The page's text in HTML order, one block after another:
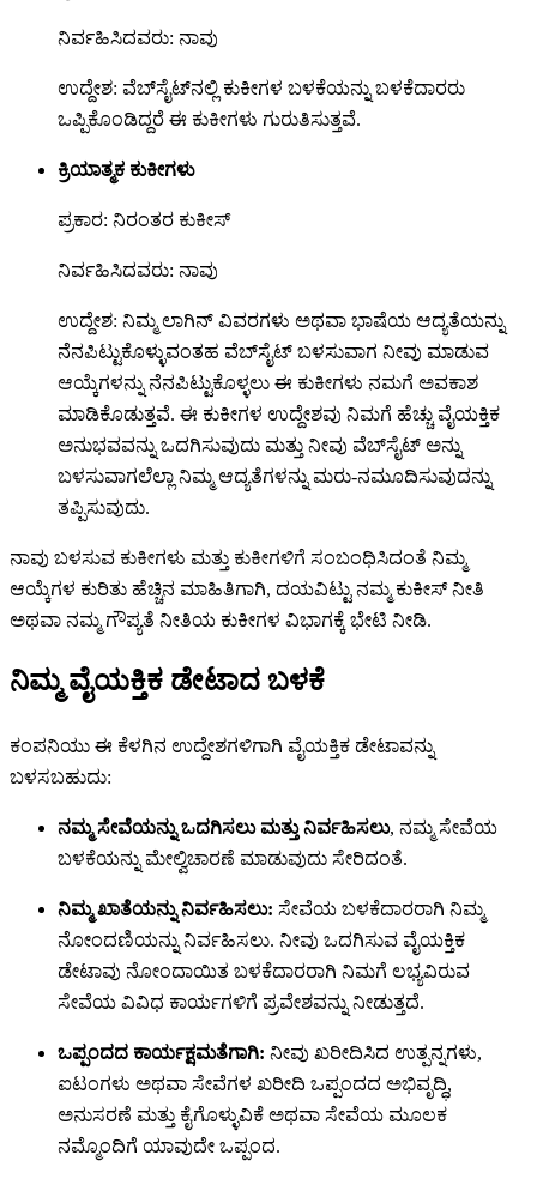
ನಿರ್ವಹಿಸಿದವರು: ನಾವು
ಉದ್ದೇಶ: ವೆಬ್‌ಸೈಟ್‌ನಲ್ಲಿ ಕುಕೀಗಳ ಬಳಕೆಯನ್ನು ಬಳಕೆದಾರರು
ಒಪ್ಪಿಕೊಂಡಿದ್ದರೆ ಈ ಕುಕೀಗಳು ಗುರುತಿಸುತ್ತವೆ.
ಕ್ರಿಯಾತ್ಮಕ ಕುಕೀಗಳು
ಪ್ರಕಾರ: ನಿರಂತರ ಕುಕೀಸ್
ನಿರ್ವಹಿಸಿದವರು: ನಾವು
ಉದ್ದೇಶ: ನಿಮ್ಮ ಲಾಗಿನ್ ವಿವರಗಳು ಅಥವಾ ಭಾಷೆಯ ಆದ್ಯತೆಯನ್ನು
ನೆನಪಿಟ್ಟುಕೊಳ್ಳುವಂತಹ ವೆಬ್‌ಸೈಟ್ ಬಳಸುವಾಗ ನೀವು ಮಾಡುವ
ಆಯ್ಕೆಗಳನ್ನು ನೆನಪಿಟ್ಟುಕೊಳ್ಳಲು ಈ ಕುಕೀಗಳು ನಮಗೆ ಅವಕಾಶ
ಮಾಡಿಕೊಡುತ್ತವೆ. ಈ ಕುಕೀಗಳ ಉದ್ದೇಶವು ನಿಮಗೆ ಹೆಚ್ಚು ವೈಯಕ್ತಿಕ
ಅನುಭವವನ್ನು ಒದಗಿಸುವುದು ಮತ್ತು ನೀವು ವೆಬ್‌ಸೈಟ್ ಅನ್ನು
ಬಳಸುವಾಗಲೆಲ್ಲಾ ನಿಮ್ಮ ಆದ್ಯತೆಗಳನ್ನು ಮರು-ನಮೂದಿಸುವುದನ್ನು
ತಪ್ಪಿಸುವುದು.
ನಾವು ಬಳಸುವ ಕುಕೀಗಳು ಮತ್ತು ಕುಕೀಗಳಿಗೆ ಸಂಬಂಧಿಸಿದಂತೆ ನಿಮ್ಮ
ಆಯ್ಕೆಗಳ ಕುರಿತು ಹೆಚ್ಚಿನ ಮಾಹಿತಿಗಾಗಿ, ದಯವಿಟ್ಟು ನಮ್ಮ ಕುಕೀಸ್ ನೀತಿ
ಅಥವಾ ನಮ್ಮ ಗೌಪ್ಯತೆ ನೀತಿಯ ಕುಕೀಗಳ ವಿಭಾಗಕ್ಕೆ ಭೇಟಿ ನೀಡಿ.
ನಿಮ್ಮ ವೈಯಕ್ತಿಕ ಡೇಟಾದ ಬಳಕೆ
ಕಂಪನಿಯು ಈ ಕೆಳಗಿನ ಉದ್ದೇಶಗಳಿಗಾಗಿ ವೈಯಕ್ತಿಕ ಡೇಟಾವನ್ನು
ಬಳಸಬಹುದು:
ನಮ್ಮ ಸೇವೆಯನ್ನು ಒದಗಿಸಲು ಮತ್ತು ನಿರ್ವಹಿಸಲು, ನಮ್ಮ ಸೇವೆಯ
ಬಳಕೆಯನ್ನು ಮೇಲ್ವಿಚಾರಣೆ ಮಾಡುವುದು ಸೇರಿದಂತೆ.
ನಿಮ್ಮ ಖಾತೆಯನ್ನು ನಿರ್ವಹಿಸಲು: ಸೇವೆಯ ಬಳಕೆದಾರರಾಗಿ ನಿಮ್ಮ
ನೋಂದಣಿಯನ್ನು ನಿರ್ವಹಿಸಲು. ನೀವು ಒದಗಿಸುವ ವೈಯಕ್ತಿಕ
ಡೇಟಾವು ನೋಂದಾಯಿತ ಬಳಕೆದಾರರಾಗಿ ನಿಮಗೆ ಲಭ್ಯವಿರುವ
ಸೇವೆಯ ವಿವಿಧ ಕಾರ್ಯಗಳಿಗೆ ಪ್ರವೇಶವನ್ನು ನೀಡುತ್ತದೆ.
ಒಪ್ಪಂದದ ಕಾರ್ಯಕ್ಷಮತೆಗಾಗಿ: ನೀವು ಖರೀದಿಸಿದ ಉತ್ಪನ್ನಗಳು,
ಐಟಂಗಳು ಅಥವಾ ಸೇವೆಗಳ ಖರೀದಿ ಒಪ್ಪಂದದ ಅಭಿವೃದ್ಧಿ,
ಅನುಸರಣೆ ಮತ್ತು ಕೈಗೊಳ್ಳುವಿಕೆ ಅಥವಾ ಸೇವೆಯ ಮೂಲಕ
ನಮ್ಮೊಂದಿಗೆ ಯಾವುದೇ ಒಪ್ಪಂದ.